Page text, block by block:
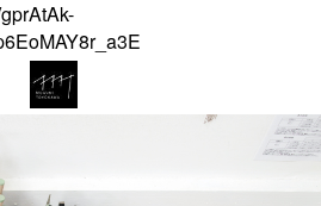
NEWS
ABOUT
COLLECTION